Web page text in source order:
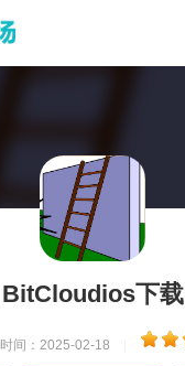
BitCloudios下载
时间：2025-02-18